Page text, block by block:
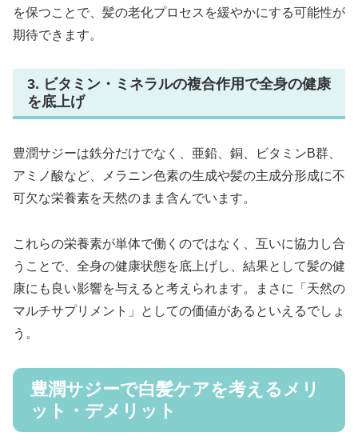
を保つことで、髪の老化プロセスを緩やかにする可能性が
期待できます。
3. ビタミン・ミネラルの複合作用で全身の健康
を底上げ
豊潤サジーは鉄分だけでなく、亜鉛、銅、ビタミンB群、
アミノ酸など、メラニン色素の生成や髪の主成分形成に不
可欠な栄養素を天然のまま含んでいます。
これらの栄養素が単体で働くのではなく、互いに協力し合
うことで、全身の健康状態を底上げし、結果として髪の健
康にも良い影響を与えると考えられます。まさに「天然の
マルチサプリメント」としての価値があるといえるでしょ
う。
豊潤サジーで白髪ケアを考えるメリ
ット・デメリット